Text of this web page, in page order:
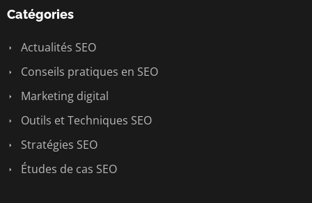
Catégories
Actualités SEO
Conseils pratiques en SEO
Marketing digital
Outils et Techniques SEO
Stratégies SEO
Études de cas SEO